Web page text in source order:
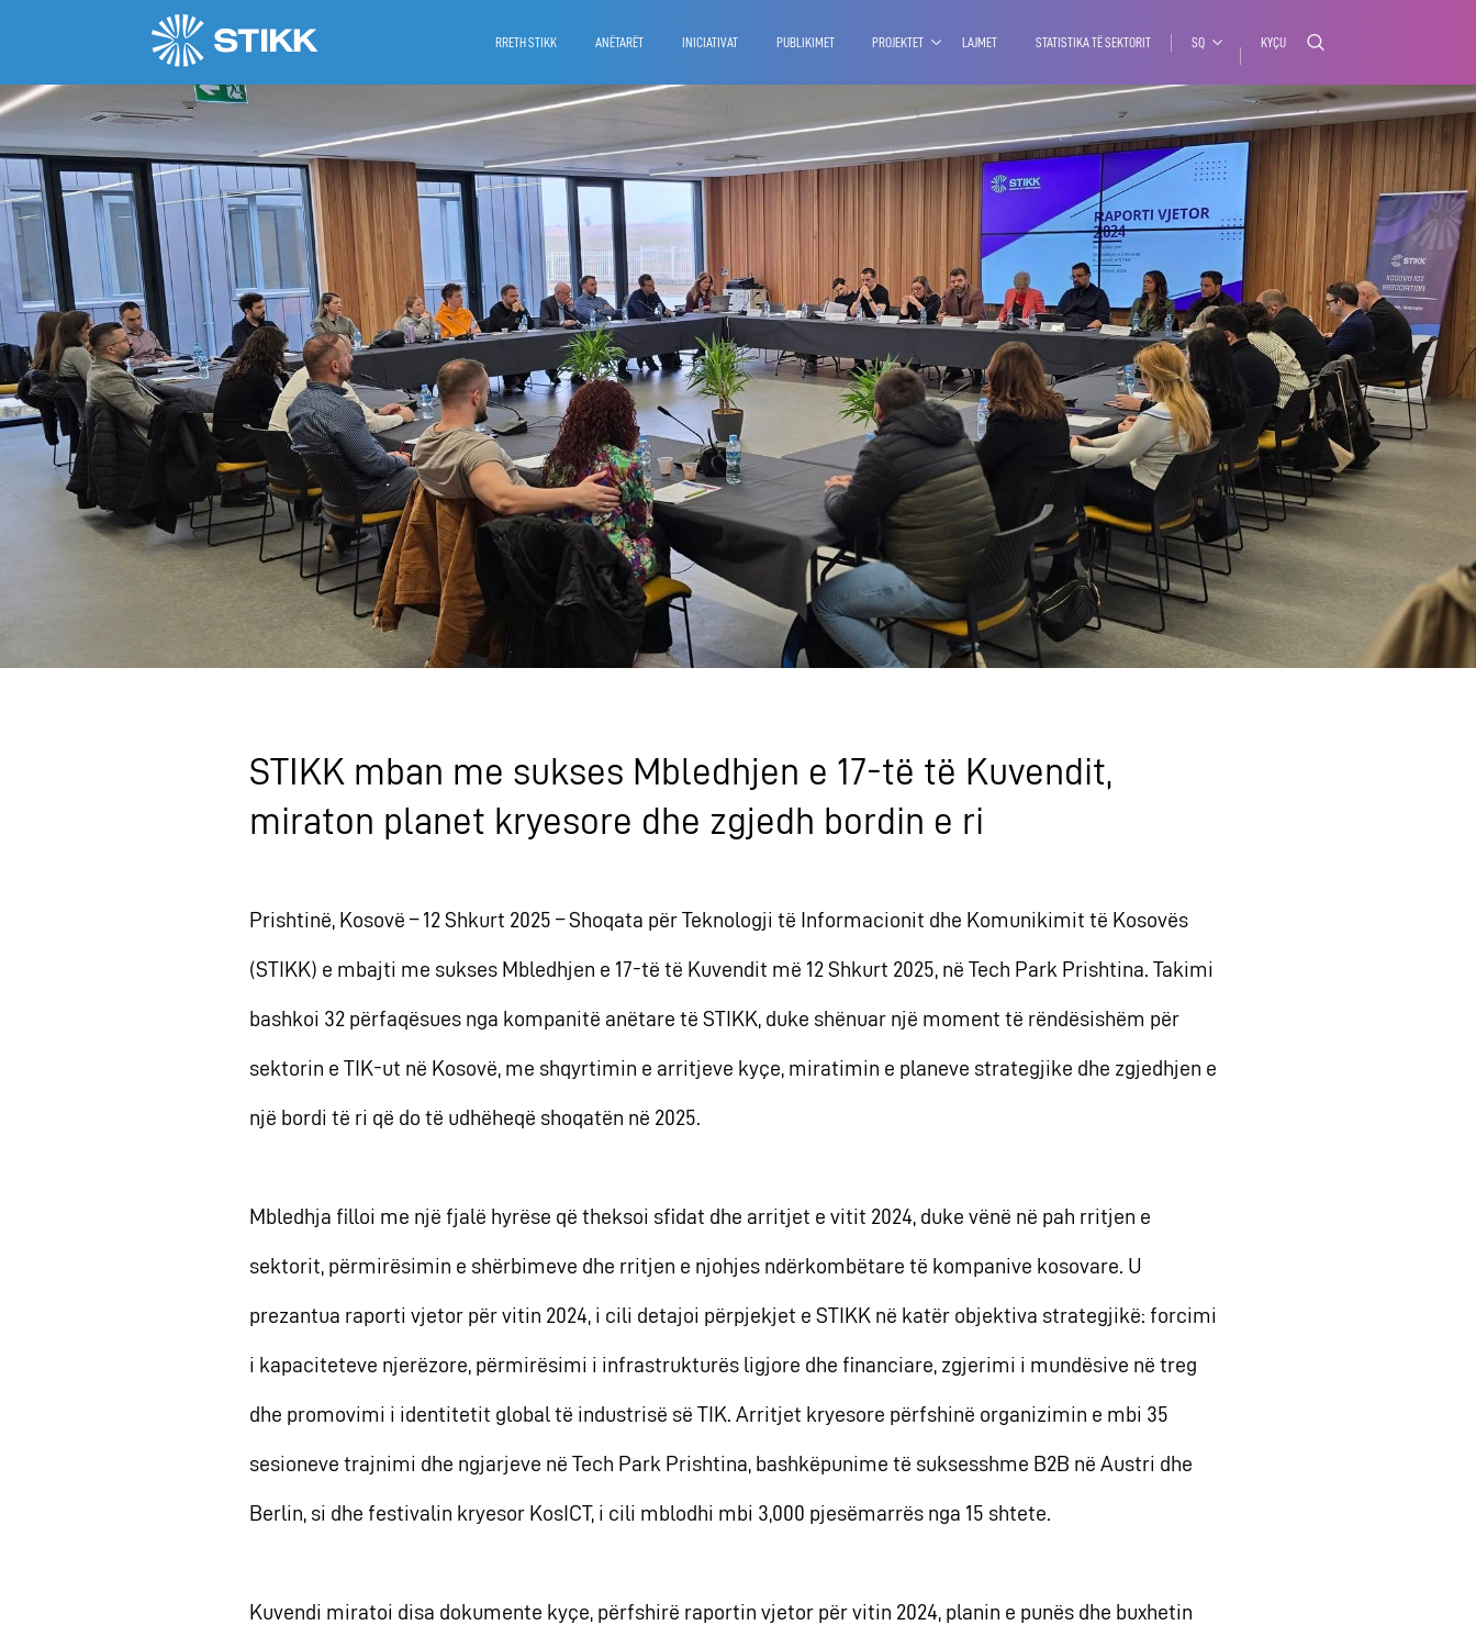
RRETH STIKK ANËTARËT INICIATIVAT PUBLIKIMET PROJEKTET LAJMET STATISTIKA TË SEKTORIT SQ KYÇU
STIKK mban me sukses Mbledhjen e 17-të të Kuvendit,
miraton planet kryesore dhe zgjedh bordin e ri
Prishtinë, Kosovë – 12 Shkurt 2025 – Shoqata për Teknologji të Informacionit dhe Komunikimit të Kosovës
(STIKK) e mbajti me sukses Mbledhjen e 17-të të Kuvendit më 12 Shkurt 2025, në Tech Park Prishtina. Takimi
bashkoi 32 përfaqësues nga kompanitë anëtare të STIKK, duke shënuar një moment të rëndësishëm për
sektorin e TIK-ut në Kosovë, me shqyrtimin e arritjeve kyçe, miratimin e planeve strategjike dhe zgjedhjen e
një bordi të ri që do të udhëheqë shoqatën në 2025.
Mbledhja filloi me një fjalë hyrëse që theksoi sfidat dhe arritjet e vitit 2024, duke vënë në pah rritjen e
sektorit, përmirësimin e shërbimeve dhe rritjen e njohjes ndërkombëtare të kompanive kosovare. U
prezantua raporti vjetor për vitin 2024, i cili detajoi përpjekjet e STIKK në katër objektiva strategjikë: forcimi
i kapaciteteve njerëzore, përmirësimi i infrastrukturës ligjore dhe financiare, zgjerimi i mundësive në treg
dhe promovimi i identitetit global të industrisë së TIK. Arritjet kryesore përfshinë organizimin e mbi 35
sesioneve trajnimi dhe ngjarjeve në Tech Park Prishtina, bashkëpunime të suksesshme B2B në Austri dhe
Berlin, si dhe festivalin kryesor KosICT, i cili mblodhi mbi 3,000 pjesëmarrës nga 15 shtete.
Kuvendi miratoi disa dokumente kyçe, përfshirë raportin vjetor për vitin 2024, planin e punës dhe buxhetin